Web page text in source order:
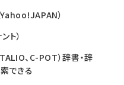
Yahoo!JAPAN）
ト）
、C-POT）辞書・辞
できる